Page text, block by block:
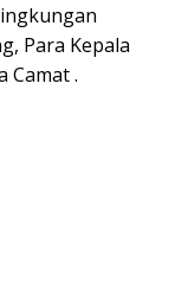
Para Kepala
Camat .